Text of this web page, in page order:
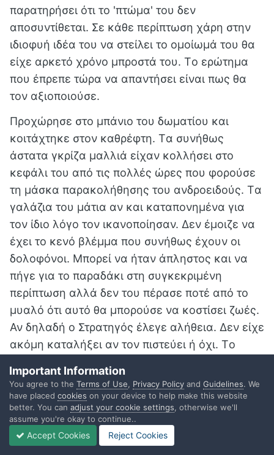
παρατηρήσει ότι το 'πτώμα' του δεν
αποσυντίθεται. Σε κάθε περίπτωση χάρη στην
ιδιοφυή ιδέα του να στείλει το ομοίωμά του θα
είχε αρκετό χρόνο μπροστά του. Tο ερώτημα
που έπρεπε τώρα να απαντήσει είναι πως θα
τον αξιοποιούσε.
Προχώρησε στο μπάνιο του δωματίου και
κοιτάχτηκε στον καθρέφτη. Tα συνήθως
άστατα γκρίζα μαλλιά είχαν κολλήσει στο
κεφάλι του από τις πολλές ώρες που φορούσε
τη μάσκα παρακολήθησης του ανδροειδούς. Tα
γαλάζια του μάτια αν και καταπονημένα για
τον ίδιο λόγο τον ικανοποίησαν. Δεν έμοιζε να
έχει το κενό βλέμμα που συνήθως έχουν οι
δολοφόνοι. Μπορεί να ήταν άπληστος και να
πήγε για το παραδάκι στη συγκεκριμένη
περίπτωση αλλά δεν του πέρασε ποτέ από το
μυαλό ότι αυτό θα μπορούσε να κοστίσει ζωές.
Αν δηλαδή ο Στρατηγός έλεγε αλήθεια. Δεν είχε
ακόμη καταλήξει αν τον πιστεύει ή όχι. Tο
Μίλησε για προβλήματα που πραγματικά θα
μπορούσαν να είναι απόρροια του
χρονοτάξιδου. Εάν ήταν ψέμματα για να να
αποσπάσει την ομολογία, έπρεπε να τον
παραδεχθεί. Και τον Στρατηγό και την ομάδα
Important Information
You agree to the Terms of Use, Privacy Policy and Guidelines. We
have placed cookies on your device to help make this website
better. You can adjust your cookie settings, otherwise we'll
assume you're okay to continue..
Accept Cookies Reject Cookies